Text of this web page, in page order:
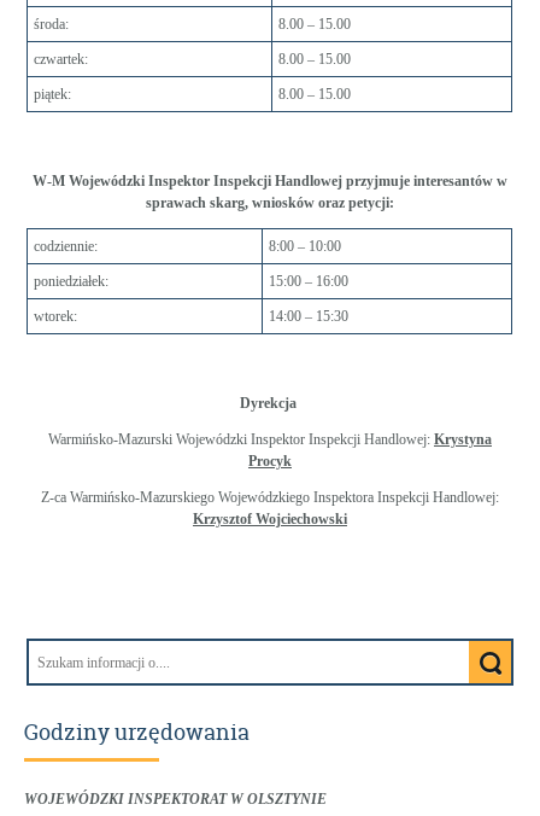
środa: 8.00 – 15.00
czwartek: 8.00 – 15.00
piątek: 8.00 – 15.00
W-M Wojewódzki Inspektor Inspekcji Handlowej przyjmuje interesantów w
sprawach skarg, wniosków oraz petycji:
codziennie: 8:00 – 10:00
poniedziałek: 15:00 – 16:00
wtorek: 14:00 – 15:30
Dyrekcja
Warmińsko-Mazurski Wojewódzki Inspektor Inspekcji Handlowej: Krystyna
Procyk
Z-ca Warmińsko-Mazurskiego Wojewódzkiego Inspektora Inspekcji Handlowej:
Krzysztof Wojciechowski
Godziny urzędowania
WOJEWÓDZKI INSPEKTORAT W OLSZTYNIE